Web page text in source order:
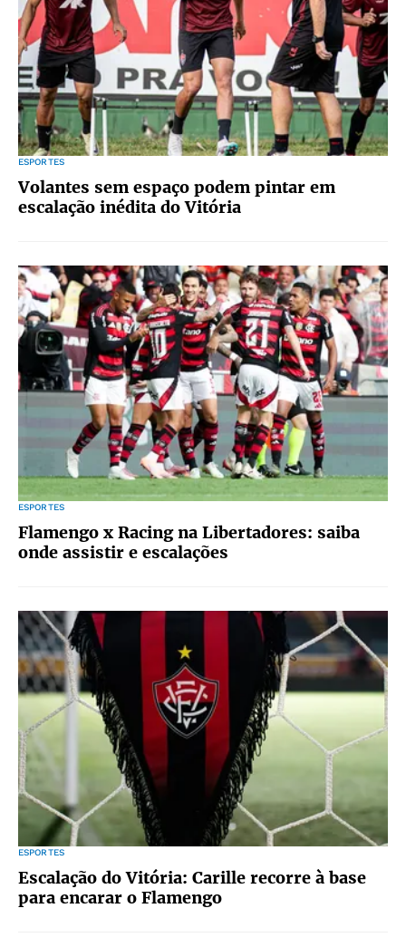
ESPORTES
Volantes sem espaço podem pintar em
escalação inédita do Vitória
ESPORTES
Flamengo x Racing na Libertadores: saiba
onde assistir e escalações
ESPORTES
Escalação do Vitória: Carille recorre à base
para encarar o Flamengo